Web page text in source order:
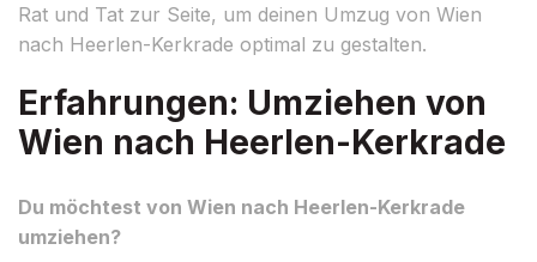
Rat und Tat zur Seite, um deinen Umzug von Wien
nach Heerlen-Kerkrade optimal zu gestalten.
Erfahrungen: Umziehen von
Wien nach Heerlen-Kerkrade
Du möchtest von Wien nach Heerlen-Kerkrade
umziehen?